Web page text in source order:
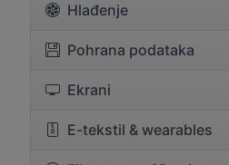
Hlađenje
Pohrana podataka
Ekrani
E-tekstil & wearables